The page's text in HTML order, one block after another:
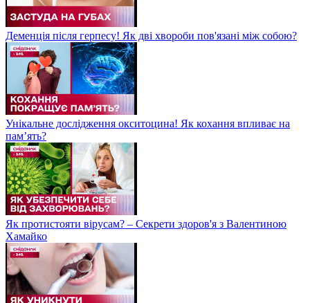
Деменція після герпесу! Як дві хвороби пов'язані між собою?
Унікальне дослідження окситоцина! Як кохання впливає на
пам’ять?
Як протистояти вірусам? – Секрети здоров'я з Валентиною
Хамайко